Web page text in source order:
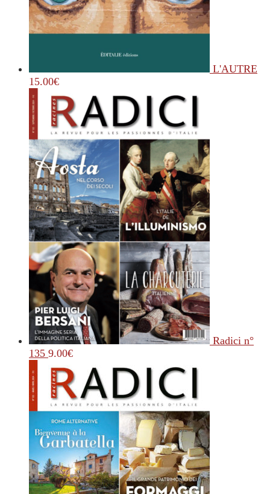
L'AUTRE
15.00€
Radici n°
135 9.00€